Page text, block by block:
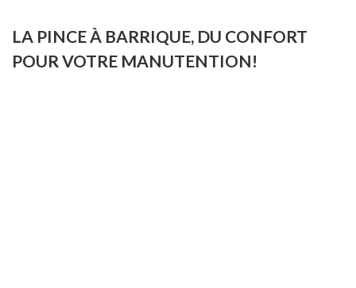
LA PINCE À BARRIQUE, DU CONFORT
POUR VOTRE MANUTENTION!